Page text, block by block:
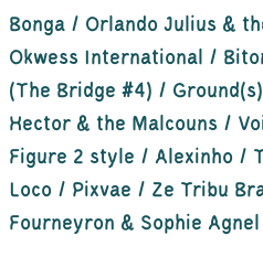
Bonga / Orlando Julius &
Okwess International /
(The Bridge #4) /
Hector & the Malcouns /
Figure 2 style / Alexinho /
Loco / Pixvae / Ze Tribu
Fourneyron & Sophie